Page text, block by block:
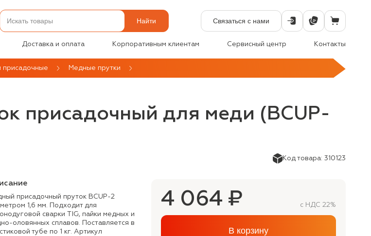
Связаться с нами
Найти
Доставка и оплата Корпоративным клиентам Сервисный центр Контакты
присадочные Медные прутки
присадочный для меди (BCUP-
Код товара: 310123
присадочный пруток BCUP-2
1,6 мм. Подходит для
сварки TIG, пайки медных и
оловянных сплавов. Поставляется в
тубе по 1 кг. Артикул
4 064 ₽ с НДС 22%
В корзину